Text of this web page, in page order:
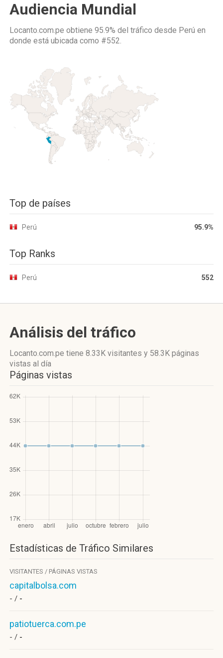
Audiencia Mundial
Locanto.com.pe obtiene 95.9% del tráfico desde Perú en
donde está ubicada como #552.
Top de países
Perú 95.9%
Top Ranks
Perú 552
Análisis del tráfico
Locanto.com.pe tiene 8.33K visitantes y 58.3K páginas
vistas al día
Páginas vistas
Estadísticas de Tráfico Similares
VISITANTES / PÁGINAS VISTAS
capitalbolsa.com
- / -
patiotuerca.com.pe
- / -